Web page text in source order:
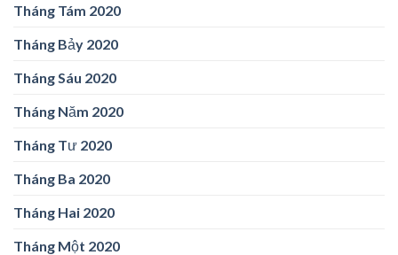
Tháng Tám 2020
Tháng Bảy 2020
Tháng Sáu 2020
Tháng Năm 2020
Tháng Tư 2020
Tháng Ba 2020
Tháng Hai 2020
Tháng Một 2020